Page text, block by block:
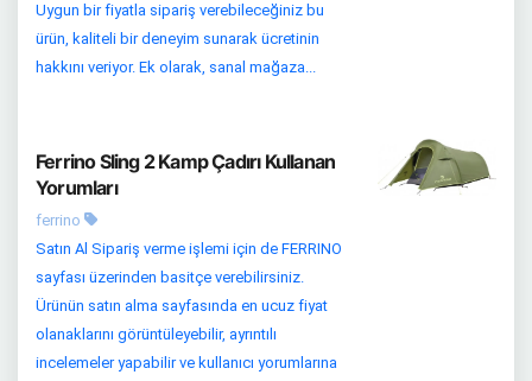
Uygun bir fiyatla sipariş verebileceğiniz bu
ürün, kaliteli bir deneyim sunarak ücretinin
hakkını veriyor. Ek olarak, sanal mağaza...
Ferrino Sling 2 Kamp Çadırı Kullanan
Yorumları
ferrino
Satın Al Sipariş verme işlemi için de FERRINO
sayfası üzerinden basitçe verebilirsiniz.
Ürünün satın alma sayfasında en ucuz fiyat
olanaklarını görüntüleyebilir, ayrıntılı
incelemeler yapabilir ve kullanıcı yorumlarına